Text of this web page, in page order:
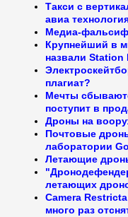
Такси с
авиа
Медиа-
Крупнейший в
назвали Station
плагиат?
Мечты
поступит в
Дроны на
Почтовые
лаборатории
Летающие
летающих
Camera
много раз